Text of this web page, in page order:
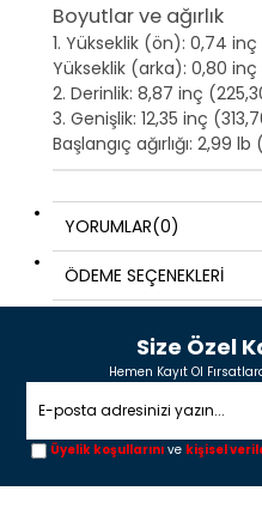
Boyutlar ve ağırlık
1. Yükseklik (ön): 0,74
Yükseklik (arka): 0,80
2. Derinlik: 8,87 inç
3. Genişlik: 12,35 inç
Başlangıç ağırlığı: 2,99 lb
YORUMLAR(0)
ÖDEME SEÇENEKLERI
Size Özel
Hemen Kayıt Ol
Üyelik koşullarını ve kişisel